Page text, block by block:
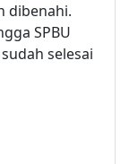
dibenahi.
SPBU
selesai